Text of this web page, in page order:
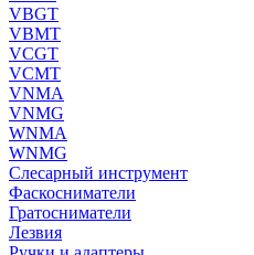
VBGT
VBMT
VCGT
VCMT
VNMA
VNMG
WNMA
WNMG
Слесарный инструмент
Фаскосниматели
Гратосниматели
Лезвия